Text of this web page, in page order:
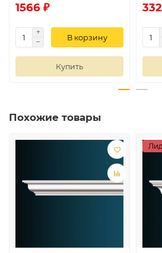
1566 ₽
В корзину
Купить
Похожие товары